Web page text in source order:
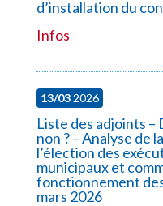
d’installation du
Infos
13/032026
Liste des adjoints
non ? – Analyse de
l’élection des
municipaux et
fonctionnement
mars 2026